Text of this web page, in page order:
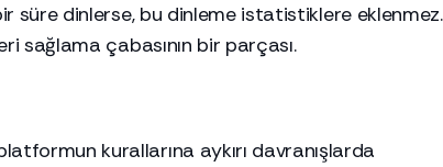
süre dinlerse, bu dinleme istatistiklere eklenmez.
sağlama çabasının bir parçası.
kurallarına aykırı davranışlarda